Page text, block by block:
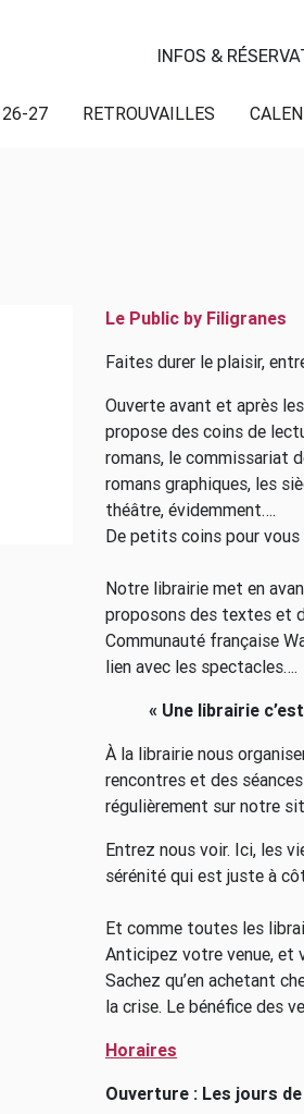
INFOS &
26-27 RETROUVAILLES
Le Public by Filigranes
Faites durer le plaisir,
Ouverte avant et après
propose des coins de
romans, le commissariat
romans graphiques, les
théâtre, évidemment….
De petits coins pour vous
Notre librairie met en
proposons des textes et
Communauté française
lien avec les spectacles….
« Une librairie
À la librairie nous
rencontres et des
régulièrement sur notre
Entrez nous voir. Ici, les
sérénité qui est juste à
Et comme toutes les
Anticipez votre venue, et
Sachez qu’en achetant
la crise. Le bénéfice des
Horaires
Ouverture : Les jours